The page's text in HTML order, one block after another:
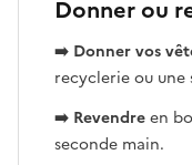
Donner ou
➡️ Donner vos
recyclerie ou
➡️ Revendreen
seconde main.